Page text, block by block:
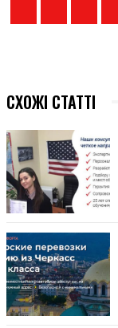
СХОЖІ СТАТТІ